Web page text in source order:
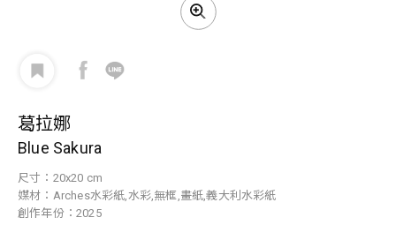
葛拉娜
Blue Sakura
尺寸：20x20 cm
媒材：Arches水彩紙,水彩,無框,畫紙,義大利水彩紙
創作年份：2025